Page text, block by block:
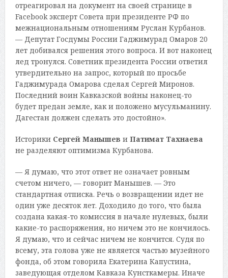
отреагировал на документ на своей странице в
Facebook эксперт Совета при президенте РФ по
межнациональным отношениям Руслан Курбанов.
— Депутат Госдумы России Гаджимурад Омаров 20
лет добивался решения этого вопроса. И вот наконец
лед тронулся. Советник президента России ответил
утвердительно на запрос, который по просьбе
Гаджимурада Омарова сделал Сергей Миронов.
Последний воин Кавказской войны наконец-то
будет предан земле, как и положено мусульманину.
Дагестан должен сделать это достойно».
Историки Сергей Манышев и Патимат Тахнаева
не разделяют оптимизма Курбанова.
— Я думаю, что этот ответ не означает ровным
счетом ничего, — говорит Манышев. — Это
стандартная отписка. Речь о возвращении идет не
один уже десяток лет. Доходило до того, что была
создана какая-то комиссия в начале нулевых, были
какие-то распоряжения, но ничем это не кончилось.
Я думаю, что и сейчас ничем не кончится. Судя по
всему, эта голова уже не является частью музейного
фонда, об этом говорила Екатерина Капустина,
заведующая отделом Кавказа Кунсткамеры. Иначе